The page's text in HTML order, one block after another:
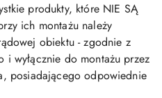
produkty, które NIE SĄ
ich montażu należy
obiektu - zgodnie z
i wyłącznie do montażu przez
posiadającego odpowiednie